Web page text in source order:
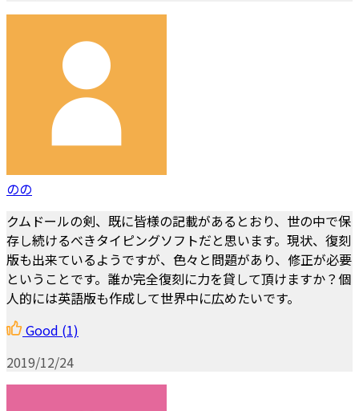
のの
クムドールの剣、既に皆様の記載があるとおり、世の中で保
存し続けるべきタイピングソフトだと思います。現状、復刻
版も出来ているようですが、色々と問題があり、修正が必要
ということです。誰か完全復刻に力を貸して頂けますか？個
人的には英語版も作成して世界中に広めたいです。
Good (1)
2019/12/24